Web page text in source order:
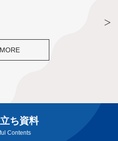
MORE
ち資料
Contents